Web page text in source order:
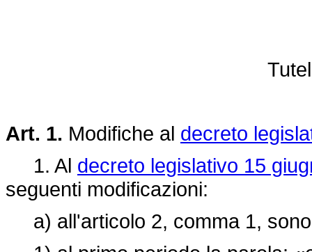
Art. 1. Modifiche al decreto
1. Al decreto legislativo 15
seguenti modificazioni:
a) all'articolo 2, comma 1,